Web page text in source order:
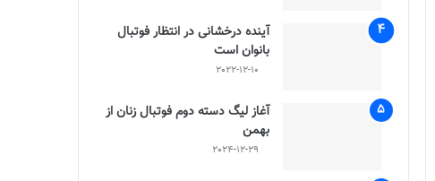
آینده درخشانی در انتظار فوتبال
بانوان است
2022-12-10
آغاز لیگ دسته دوم فوتبال زنان از
بهمن
2024-12-29